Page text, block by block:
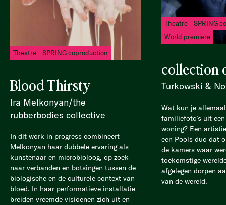
Theatre SPRING coproduction
Blood Thirsty
Ira Melkonyan/the
rubberbodies collective
In dit work in progress combineert
Melkonyan haar dubbele ervaring als
kunstenaar en microbioloog, op zoek
naar verbanden en botsingen tussen de
biologische en de culturele context van
bloed. In haar performatieve installatie
breiden vreemde visioenen zich uit en
Theatre
SPRING
World premiere
collection
Turkowski &
Wat kun je
familiefoto’s uit
woning? Een
een Pools duo dat
de kamers waar
toekomstige
afgelegen dorpen
van de wereld.